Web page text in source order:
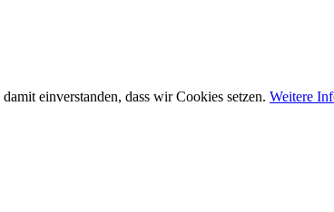
einverstanden, dass wir Cookies setzen. Weitere